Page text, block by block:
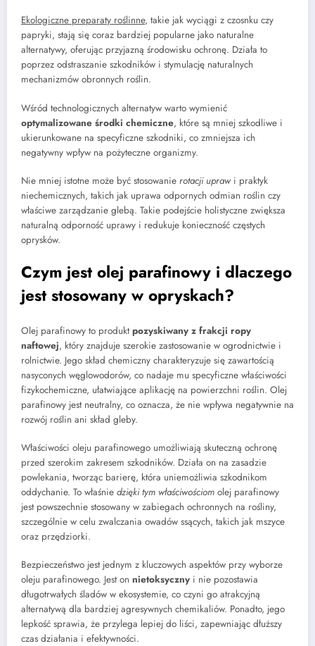
Ekologiczne preparaty roślinne, takie jak wyciągi z czosnku czy
papryki, stają się coraz bardziej popularne jako naturalne
alternatywy, oferując przyjazną środowisku ochronę. Działa to
poprzez odstraszanie szkodników i stymulację naturalnych
mechanizmów obronnych roślin.
Wśród technologicznych alternatyw warto wymienić
optymalizowane środki chemiczne, które są mniej szkodliwe i
ukierunkowane na specyficzne szkodniki, co zmniejsza ich
negatywny wpływ na pożyteczne organizmy.
Nie mniej istotne może być stosowanie rotacji uprawi praktyk
niechemicznych, takich jak uprawa odpornych odmian roślin czy
właściwe zarządzanie glebą. Takie podejście holistyczne zwiększa
naturalną odporność uprawy i redukuje konieczność częstych
oprysków.
Czym jest olej parafinowy i dlaczego
jest stosowany w opryskach?
Olej parafinowy to produktpozyskiwany z frakcji ropy
naftowej, który znajduje szerokie zastosowanie w ogrodnictwie i
rolnictwie. Jego skład chemiczny charakteryzuje się zawartością
nasyconych węglowodorów, co nadaje mu specyficzne właściwości
fizykochemiczne, ułatwiające aplikację na powierzchni roślin. Olej
parafinowy jest neutralny, co oznacza, że nie wpływa negatywnie na
rozwój roślin ani skład gleby.
Właściwości oleju parafinowego umożliwiają skuteczną ochronę
przed szerokim zakresem szkodników. Działa on na zasadzie
powlekania, tworząc barierę, która uniemożliwia szkodnikom
oddychanie. To właśnie dzięki tym właściwościom olej parafinowy
jest powszechnie stosowany w zabiegach ochronnych na rośliny,
szczególnie w celu zwalczania owadów ssących, takich jak mszyce
oraz przędziorki.
Bezpieczeństwo jest jednym z kluczowych aspektów przy wyborze
oleju parafinowego. Jest on nietoksyczny i nie pozostawia
długotrwałych śladów w ekosystemie, co czyni go atrakcyjną
alternatywą dla bardziej agresywnych chemikaliów. Ponadto, jego
lepkość sprawia, że przylega lepiej do liści, zapewniając dłuższy
czas działania i efektywności.